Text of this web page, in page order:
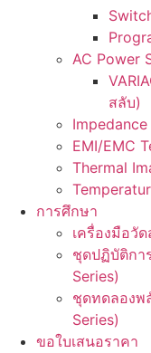
AC Power
สลับ)
EMI/EMC
Thermal
การศึกษา
เครื่องมือวั
ชุดปฏิบัติกา
Series)
ชุดทดลองพ
Series)
ขอใบเสนอราคา